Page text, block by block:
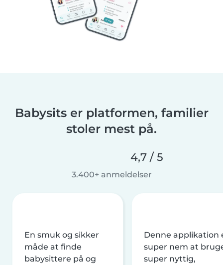
Babysits er platformen, familier
stoler mest på.
4,7 / 5
3.400+ anmeldelser
En smuk og sikker
måde at finde
babysittere på og
Denne applikation
super nem at
super nyttig,